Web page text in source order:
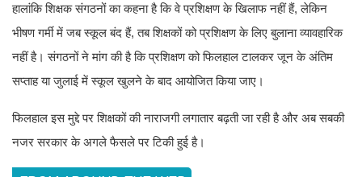
हालांकि शिक्षक संगठनों का कहना है कि वे प्रशिक्षण के खिलाफ नहीं हैं, लेकिन
भीषण गर्मी में जब स्कूल बंद हैं, तब शिक्षकों को प्रशिक्षण के लिए बुलाना व्यावहारिक
नहीं है। संगठनों ने मांग की है कि प्रशिक्षण को फिलहाल टालकर जून के अंतिम
सप्ताह या जुलाई में स्कूल खुलने के बाद आयोजित किया जाए।
फिलहाल इस मुद्दे पर शिक्षकों की नाराजगी लगातार बढ़ती जा रही है और अब सबकी
नजर सरकार के अगले फैसले पर टिकी हुई है।